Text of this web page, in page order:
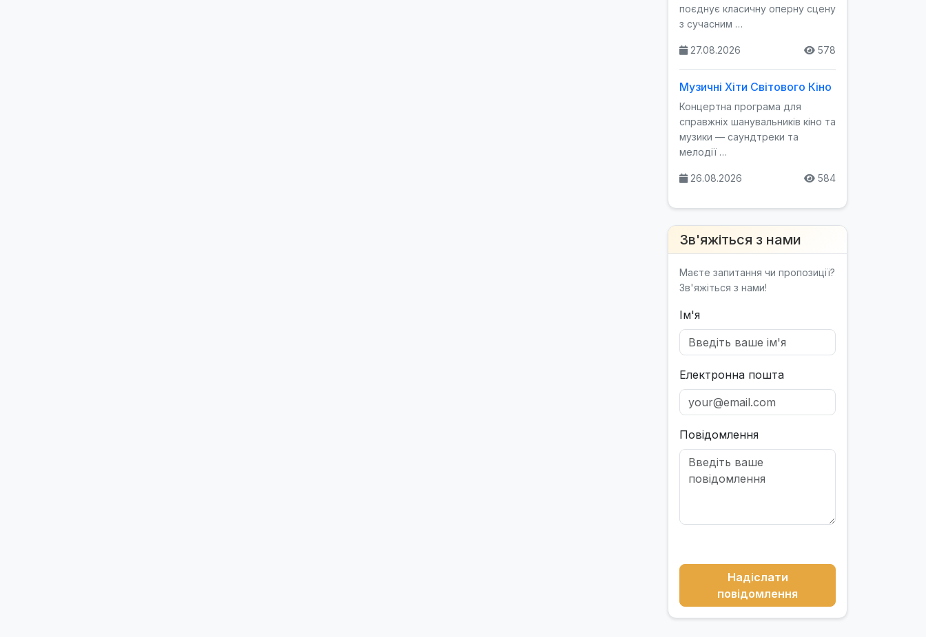
поєднує класичну оперну сцену
з сучасним …
27.08.2026 578
Музичні Хіти Світового Кіно
Концертна програма для
справжніх шанувальників кіно та
музики — саундтреки та
мелодії …
26.08.2026 584
Зв'яжіться з нами
Маєте запитання чи пропозиції?
Зв'яжіться з нами!
Ім'я
Електронна пошта
Повідомлення
Надіслати
повідомлення